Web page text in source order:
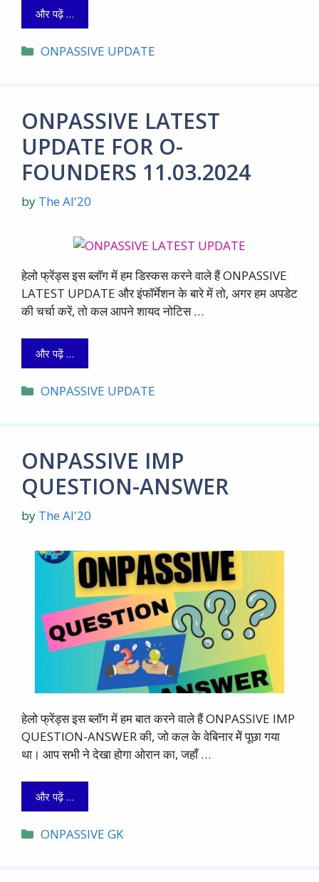
और पढ़ें …
Categories
ONPASSIVE UPDATE
ONPASSIVE LATEST
UPDATE FOR O-
FOUNDERS 11.03.2024
by The AI'20
हेलो फ्रेंड्स इस ब्लाॅग में हम डिस्कस करने वाले हैं ONPASSIVE
LATEST UPDATE और इंफॉर्मेशन के बारे में तो, अगर हम अपडेट
की चर्चा करें, तो कल आपने शायद नोटिस …
और पढ़ें …
Categories
ONPASSIVE UPDATE
ONPASSIVE IMP
QUESTION-ANSWER
by The AI'20
हेलो फ्रेंड्स इस ब्लाॅग में हम बात करने वाले हैं ONPASSIVE IMP
QUESTION-ANSWER की, जो कल के वेबिनार मेें पूछा गया
था। आप सभी ने देखा होगा ओरान का, जहाँ …
और पढ़ें …
Categories
ONPASSIVE GK